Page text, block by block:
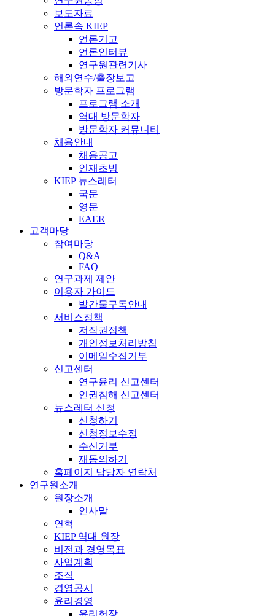
보도자료
언론속 KIEP
언론기고
언론인터뷰
연구원관련기사
해외연수/출장보고
방문학자 프로그램
프로그램 소개
역대 방문학자
방문학자 커뮤니티
채용안내
채용공고
인재초빙
KIEP 뉴스레터
국문
영문
EAER
고객마당
참여마당
Q&A
FAQ
연구과제 제안
이용자 가이드
발간물구독안내
서비스정책
저작권정책
개인정보처리방침
이메일수집거부
신고센터
연구윤리 신고센터
인권침해 신고센터
뉴스레터 신청
신청하기
신청정보수정
수신거부
재동의하기
홈페이지 담당자 연락처
연구원소개
원장소개
인사말
연혁
KIEP 역대 원장
비전과 경영목표
사업계획
조직
경영공시
윤리경영
윤리헌장